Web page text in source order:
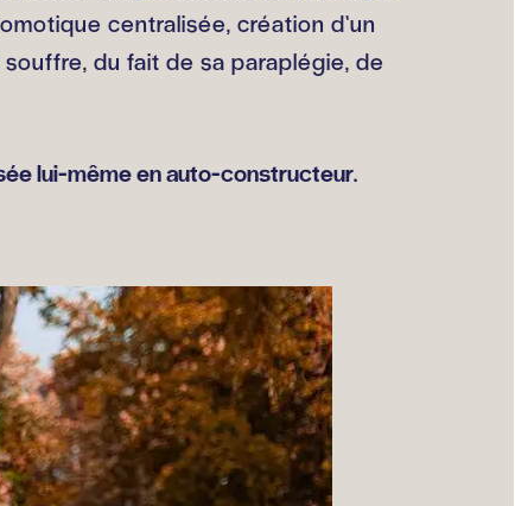
centralisée, création d’un
du fait de sa paraplégie, de
lui-même en auto-constructeur.